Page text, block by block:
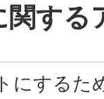
関する
にするた